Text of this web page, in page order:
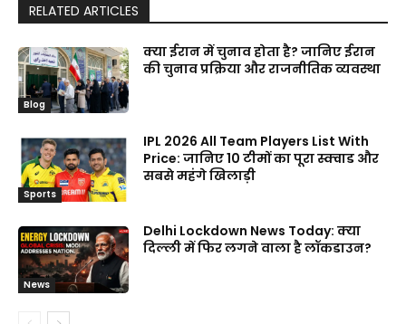
RELATED ARTICLES
Blog
क्या ईरान में चुनाव होता है? जानिए ईरान
की चुनाव प्रक्रिया और राजनीतिक व्यवस्था
Sports
IPL 2026 All Team Players List With
Price: जानिए 10 टीमों का पूरा स्क्वाड और
सबसे महंगे खिलाड़ी
News
Delhi Lockdown News Today: क्या
दिल्ली में फिर लगने वाला है लॉकडाउन?